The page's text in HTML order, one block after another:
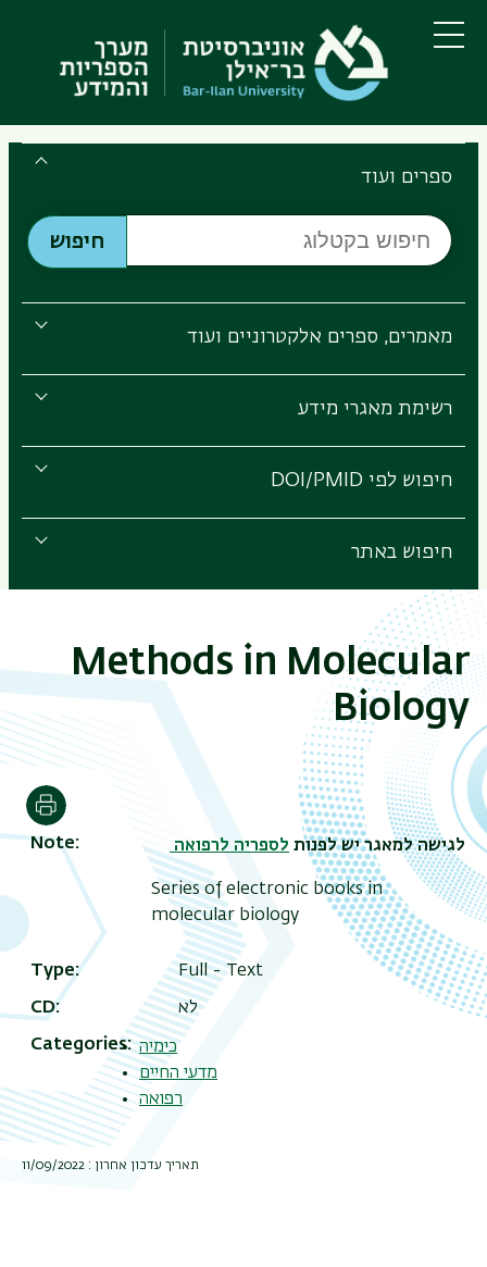
לתוכן
העיקרי
לתפריט
ניווט
ראשי
תפריט
Search
the
Ilan
Libraries
ספרים ועוד
חיפוש
בקטלוג
חיפוש
מאמרים, ספרים אלקטרוניים ועוד
רשימת מאגרי מידע
חיפוש לפי DOI/PMID
חיפוש באתר
Methods in Molecular
Biology
Note
לגישה למאגר יש לפנות לספריה לרפואה
Series of electronic books in
molecular biology
Type Full - Text
CD לא
Categories
כימיה
מדעי החיים
רפואה
תאריך עדכון אחרון : 11/09/2022